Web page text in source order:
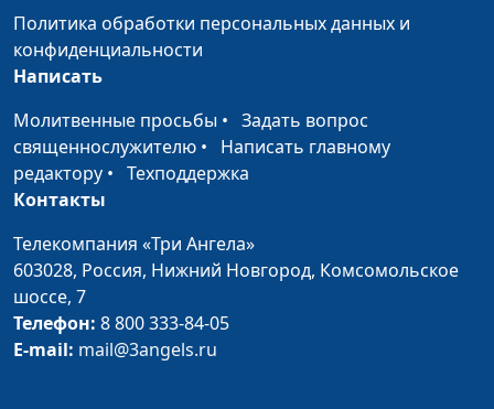
О лени
О доброте и
миротворчестве
священнослужитель
Христианин: новое имя
— новая жизнь
Андрей Качалаба,
Библии
священнослужитель
Музыка + любовь =
крепкая семья
Политика обработки персональных данных и
конфиденциальности
Написать
Молитвенные просьбы • Задать вопрос
священнослужителю • Написать главному
редактору • Техподдержка
Контакты
Телекомпания «Три Ангела»
603028, Россия, Нижний Новгород, Комсомольское
шоссе, 7
Телефон: 8 800 333-84-05
E-mail: mail@3angels.ru